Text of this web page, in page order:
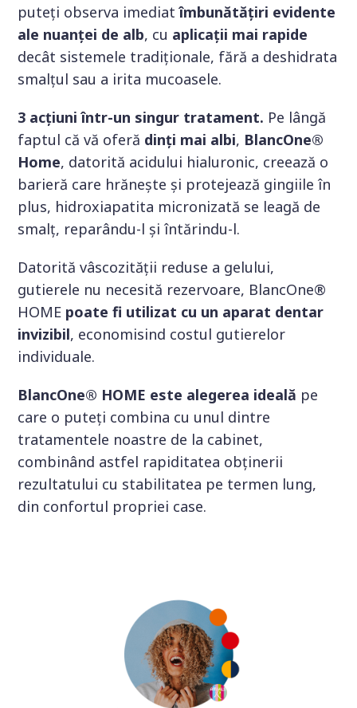
puteți observa imediatîmbunătățiri evidente
ale nuanței de alb, cu aplicații mai rapide
decât sistemele tradiționale, fără a deshidrata
smalțul sau a irita mucoasele.
3 acțiuni într-un singur tratament. Pe lângă
faptul că vă oferă dinți mai albi, BlancOne®
Home, datorită acidului hialuronic, creează o
barieră care hrănește și protejează gingiile în
plus, hidroxiapatita micronizată se leagă de
smalț, reparându-l și întărindu-l.
Datorită vâscozității reduse a gelului,
gutierele nu necesită rezervoare, BlancOne®
HOME poate fi utilizat cu un aparat dentar
invizibil, economisind costul gutierelor
individuale.
BlancOne® HOME este alegerea ideală pe
care o puteți combina cu unul dintre
tratamentele noastre de la cabinet,
combinând astfel rapiditatea obținerii
rezultatului cu stabilitatea pe termen lung,
din confortul propriei case.